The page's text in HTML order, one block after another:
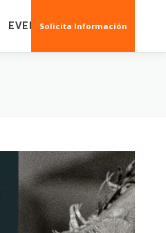
EVENTOS CREAS 3D
Solicita Información